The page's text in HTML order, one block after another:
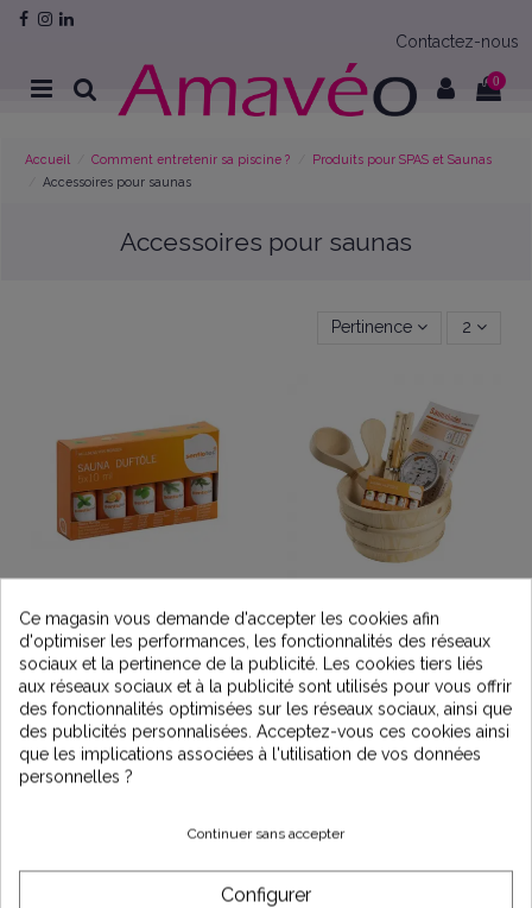
Contactez-nous
0
Accueil Comment entretenir sa piscine ?
Produits pour SPAS et Saunas
Accessoires pour saunas
Accessoires pour saunas
Pertinence 2
Kit 5 senteurs sauna
24,00 €
Kit accessoires sauna -
11 pièces
129,00 €
Ce magasin vous demande d'accepter les cookies afin
d'optimiser les performances, les fonctionnalités des réseaux
sociaux et la pertinence de la publicité. Les cookies tiers liés
aux réseaux sociaux et à la publicité sont utilisés pour vous offrir
des fonctionnalités optimisées sur les réseaux sociaux, ainsi que
des publicités personnalisées. Acceptez-vous ces cookies ainsi
que les implications associées à l'utilisation de vos données
personnelles ?
Continuer sans accepter
Configurer